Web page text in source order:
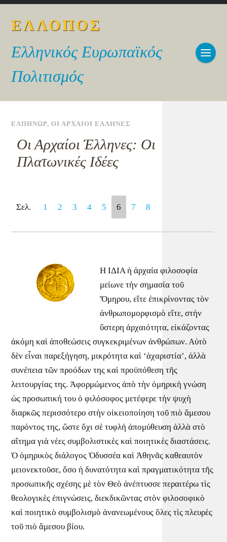
ΕΛΛΟΠΟΣ
Ελληνικός Ευρωπαϊκός
Πολιτισμός
ΕΛΠΗΝΩΡ,ΟΙ ΑΡΧΑΙΟΙ ΕΛΛΗΝΕΣ
Οι Αρχαίοι Έλληνες: Οι
Πλατωνικές Ιδέες
Σελ. 1 2 3 4 5 6 7 8
Η ΙΔΙΑ ἡ ἀρχαία φιλοσοφία
μείωνε τὴν σημασία τοῦ
Ὅμηρου, εἴτε ἐπικρίνοντας τὸν
ἀνθρωπομορφισμὸ εἴτε, στὴν
ὕστερη ἀρχαιότητα, εἰκάζοντας
ἀκόμη καὶ ἀποθεώσεις συγκεκριμένων ἀνθρώπων. Αὐτὸ
δὲν εἶναι παρεξήγηση, μικρότητα καὶ ‘ἀχαριστία’, ἀλλὰ
συνέπεια τῶν προόδων της καὶ προϋπόθεση τῆς
λειτουργίας της. Ἀφορμώμενος ἀπὸ τὴν ὁμηρικὴ γνώση
ὡς προσωπική του ὁ φιλόσοφος μετέφερε τὴν ψυχὴ
διαρκῶς περισσότερο στὴν οἰκειοποίηση τοῦ πιὸ ἄμεσου
παρόντος της, ὥστε ὄχι σὲ τυφλὴ ἀπομύθευση ἀλλὰ στὸ
αἴτημα γιὰ νέες συμβολιστικὲς καὶ ποιητικὲς διαστάσεις.
Ὁ ὁμηρικὸς διάλογος Ὀδυσσέα καὶ Ἀθηνᾶς καθεαυτὸν
μειονεκτοῦσε, ὅσο ἡ δυνατότητα καὶ πραγματικότητα τῆς
προσωπικῆς σχέσης μὲ τὸν Θεὸ ἀνέπτυσσε περαιτέρω τὶς
θεολογικὲς ἐπιγνώσεις, διεκδικῶντας στὸν φιλοσοφικὸ
καὶ ποιητικὸ συμβολισμὸ ἀνανεωμένους ὅλες τὶς πλευρὲς
τοῦ πιὸ ἄμεσου βίου.